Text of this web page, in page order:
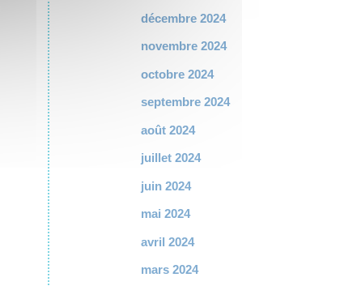
décembre 2024
novembre 2024
octobre 2024
septembre 2024
août 2024
juillet 2024
juin 2024
mai 2024
avril 2024
mars 2024